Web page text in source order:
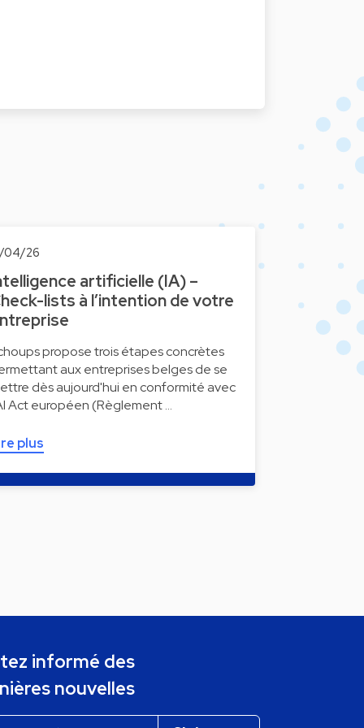
04/26
artificielle (IA) –
lists à l’intention de votre
propose trois étapes concrètes
aux entreprises belges de se
dès aujourd'hui en conformité avec
Act européen (Règlement …
plus
informé des
nouvelles